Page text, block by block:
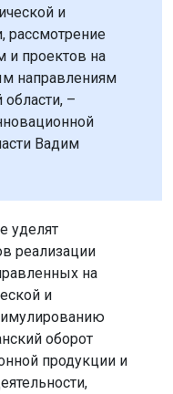
и
рассмотрение
и проектов на
направлениям
–
Вадим
уделят
реализации
на
и
оборот
продукции и